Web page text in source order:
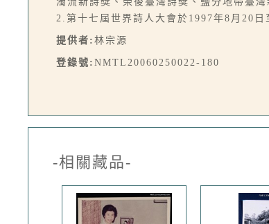
2.第十七屆世界詩人大會於1997年8月20
提供者: 林宗源
登錄號: NMTL20060250022-180
-相關藏品-